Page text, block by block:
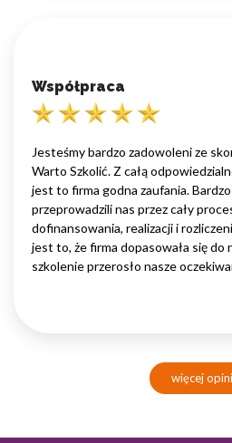
Współpraca
Jesteśmy bardzo zadowoleni ze
Warto Szkolić. Z całą
jest to firma godna zaufania.
przeprowadzili nas przez cały
dofinansowania, realizacji i
jest to, że firma dopasowała się do
szkolenie przerosło nasze
więcej